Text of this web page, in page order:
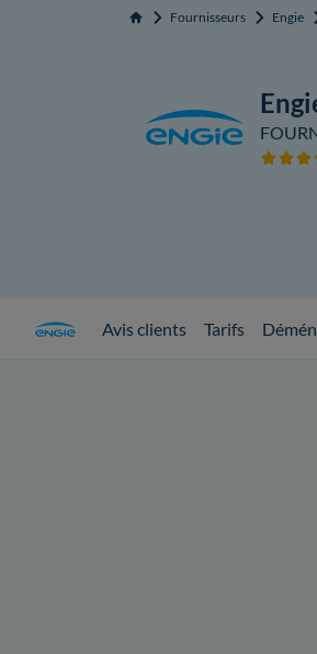
Accueil Fournisseurs Engie
Avis clients Tarifs